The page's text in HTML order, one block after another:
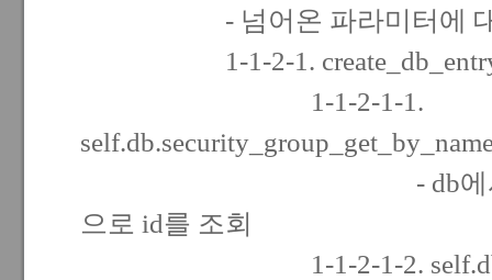
- 넘어온 파라미터에 대
1-1-2-1.
1-1-2-1-1.
- db에서 security
으로 id를 조회
1-1-2-1-2.